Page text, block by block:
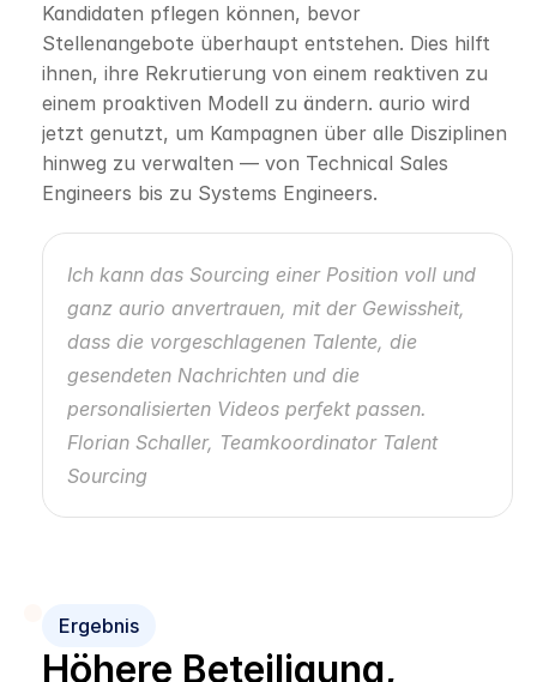
Kandidaten pflegen können, bevor
Stellenangebote überhaupt entstehen. Dies hilft
ihnen, ihre Rekrutierung von einem reaktiven zu
einem proaktiven Modell zu ändern. aurio wird
jetzt genutzt, um Kampagnen über alle Disziplinen
hinweg zu verwalten — von Technical Sales
Engineers bis zu Systems Engineers.
Ich kann das Sourcing einer Position voll und
ganz aurio anvertrauen, mit der Gewissheit,
dass die vorgeschlagenen Talente, die
gesendeten Nachrichten und die
personalisierten Videos perfekt passen.
Florian Schaller, Teamkoordinator Talent
Sourcing
Ergebnis
Höhere Beteiligung,